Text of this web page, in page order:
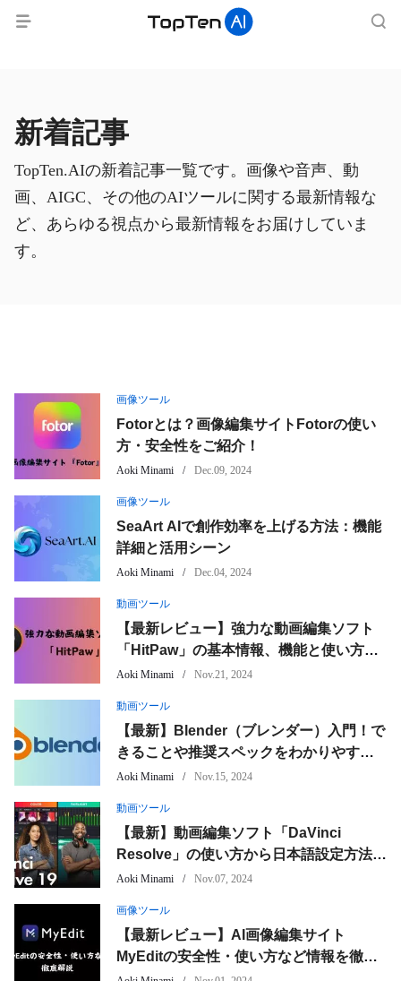
新着記事
TopTen.AIの新着記事一覧です。画像や音声、動
画、AIGC、その他のAIツールに関する最新情報な
ど、あらゆる視点から最新情報をお届けしていま
す。
画像ツール
Fotorとは？画像編集サイトFotorの使い
方・安全性をご紹介！
Aoki Minami Dec.09, 2024
画像ツール
SeaArt AIで創作効率を上げる方法：機能
詳細と活用シーン
Aoki Minami Dec.04, 2024
動画ツール
【最新レビュー】強力な動画編集ソフト
「HitPaw」の基本情報、機能と使い方を
徹底解説！
Aoki Minami Nov.21, 2024
動画ツール
【最新】Blender（ブレンダー）入門！で
きることや推奨スペックをわかりやすく
解説！
Aoki Minami Nov.15, 2024
動画ツール
【最新】動画編集ソフト「DaVinci
Resolve」の使い方から日本語設定方法ま
で徹底解説！
Aoki Minami Nov.07, 2024
画像ツール
【最新レビュー】AI画像編集サイト
MyEditの安全性・使い方など情報を徹底
解説